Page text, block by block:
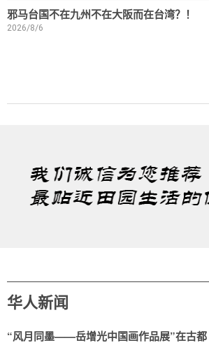
邪马台国不在九州不在大阪而在台湾？！
2026/8/6
华人新闻
“风月同墨——岳增光中国画作品展”在古都